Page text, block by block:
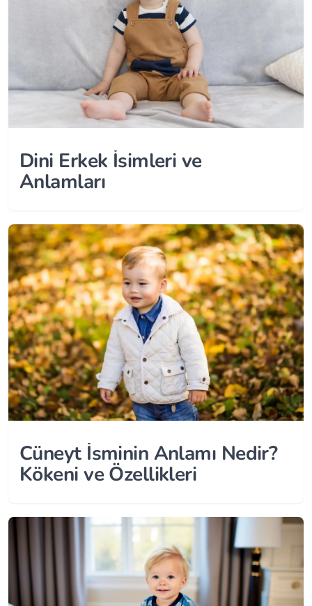
Dini Erkek İsimleri ve
Anlamları
Cüneyt İsminin Anlamı Nedir?
Kökeni ve Özellikleri